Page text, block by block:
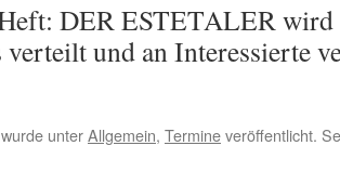
DER ESTETALER wird
verteilt und an Interessierte
unterAllgemein, Termineveröffentlicht.